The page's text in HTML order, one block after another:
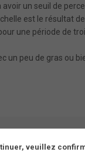
un seuil de
est le résultat
une période de
un peu de gras ou
veuillez